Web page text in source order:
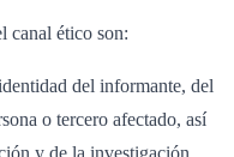
canal ético son:
del informante, del
o tercero afectado, así
y de la investigación